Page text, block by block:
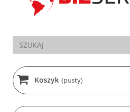
Koszyk (pusty)